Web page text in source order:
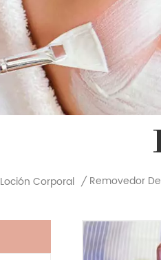
Loción Corporal / Removedor